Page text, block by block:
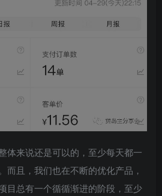
体来说还是可以的，至少每天都一
而且，我们也在不断的优化产品，
目总有一个循循渐进的阶段，至少